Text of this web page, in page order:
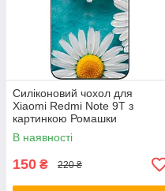
Силіконовий чохол для
Xiaomi Redmi Note 9T з
картинкою Ромашки
В наявності
150 ₴ 220 ₴